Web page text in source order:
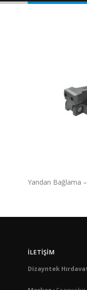
Yandan Bağlama
İLETIŞIM
Dizayntek